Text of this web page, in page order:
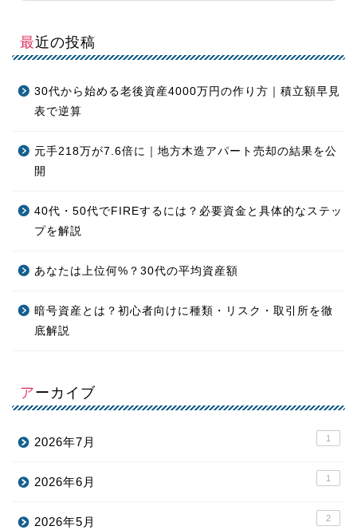
最近の投稿
30代から始める老後資産4000万円の作り方｜積立額早見
表で逆算
元手218万が7.6倍に｜地方木造アパート売却の結果を公
開
40代・50代でFIREするには？必要資金と具体的なステッ
プを解説
あなたは上位何%？30代の平均資産額
暗号資産とは？初心者向けに種類・リスク・取引所を徹
底解説
アーカイブ
2026年7月 1
2026年6月 1
2026年5月 2